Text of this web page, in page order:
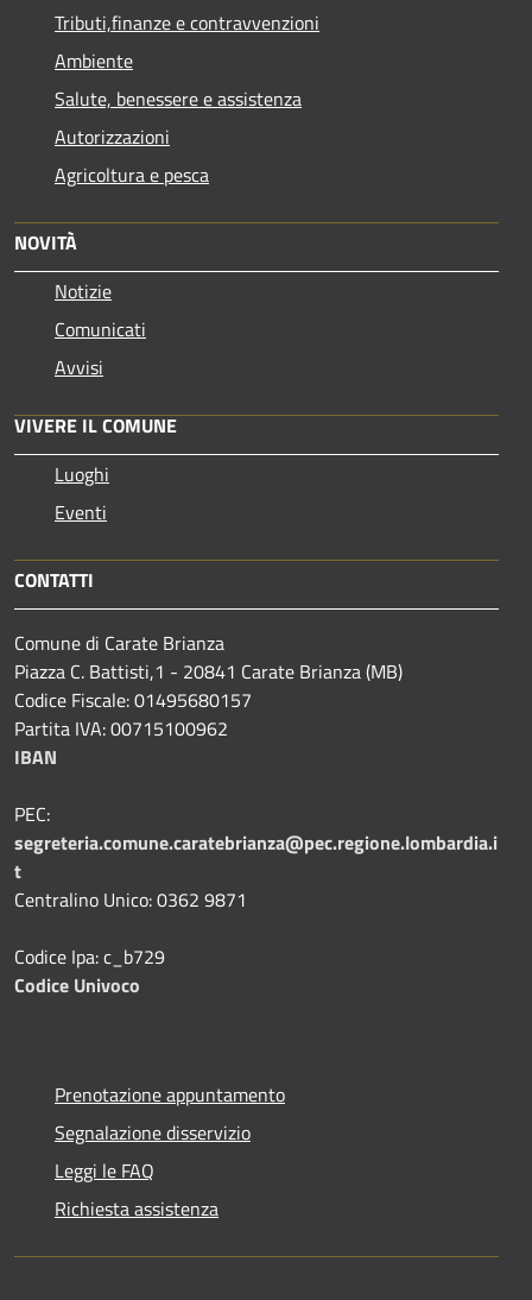
Tributi,finanze e contravvenzioni
Ambiente
Salute, benessere e assistenza
Autorizzazioni
Agricoltura e pesca
NOVITÀ
Notizie
Comunicati
Avvisi
VIVERE IL COMUNE
Luoghi
Eventi
CONTATTI
Comune di Carate Brianza
Piazza C. Battisti,1 - 20841 Carate Brianza (MB)
Codice Fiscale: 01495680157
Partita IVA: 00715100962
IBAN
PEC:
segreteria.comune.caratebrianza@pec.regione.lombardia.i
t
Centralino Unico: 0362 9871
Codice Ipa: c_b729
Codice Univoco
Prenotazione appuntamento
Segnalazione disservizio
Leggi le FAQ
Richiesta assistenza